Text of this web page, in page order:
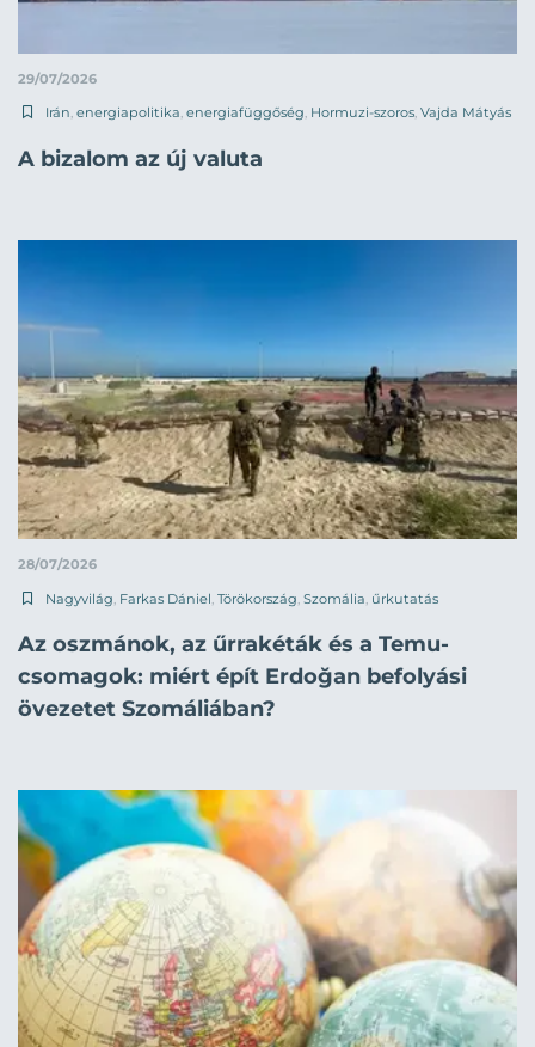
29/07/2026
Irán, energiapolitika, energiafüggőség, Hormuzi-szoros, Vajda Mátyás
A bizalom az új valuta
28/07/2026
Nagyvilág Farkas Dániel Törökország Szomália űrkutatás
Az oszmánok, az űrrakéták és a Temu-
csomagok: miért épít Erdoğan befolyási
övezetet Szomáliában?